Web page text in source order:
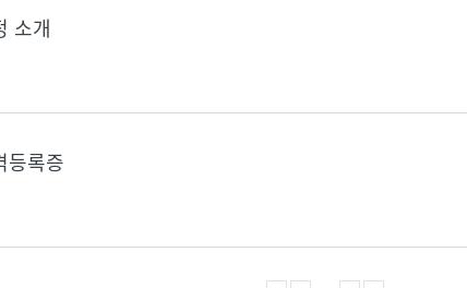
소개
등록증